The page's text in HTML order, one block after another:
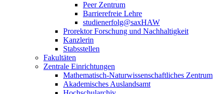
Peer Zentrum
Barrierefreie Lehre
studienerfolg@saxHAW
Prorektor Forschung und Nachhaltigkeit
Kanzlerin
Stabsstellen
Fakultäten
Zentrale Einrichtungen
Mathematisch-Naturwissenschaftliches Zentrum
Akademisches Auslandsamt